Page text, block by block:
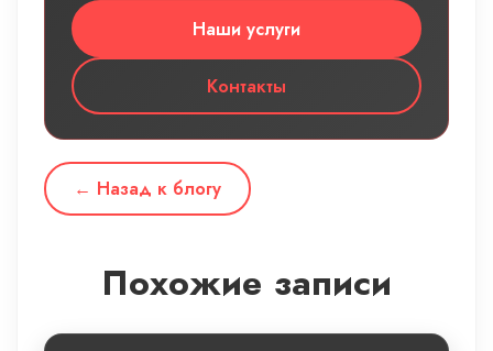
Наши услуги
Контакты
← Назад к блогу
Похожие записи